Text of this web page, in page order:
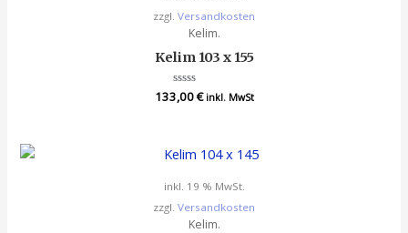
zzgl. Versandkosten
Kelim.
Kelim 103 x 155
Bewertet
mit
133,00€ inkl. MwSt
inkl. 19 % MwSt.
zzgl. Versandkosten
Kelim.